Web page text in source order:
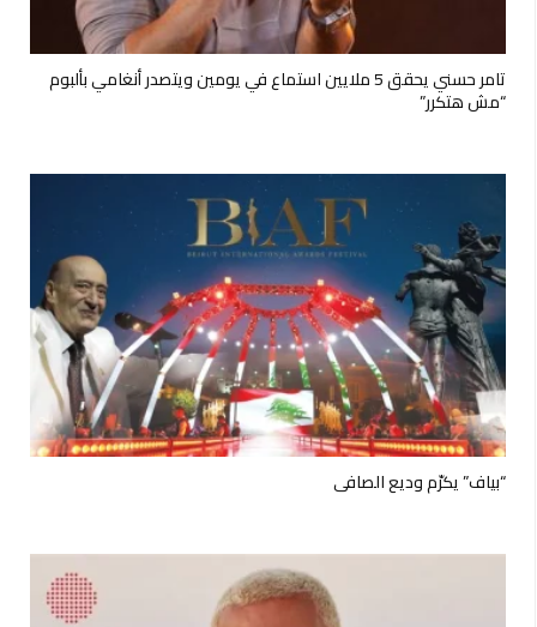
تامر حسني يحقق 5 ملايين استماع في يومين ويتصدر أنغامي بألبوم
“مش هتكرر”
“بياف” يكرّم وديع الصافي